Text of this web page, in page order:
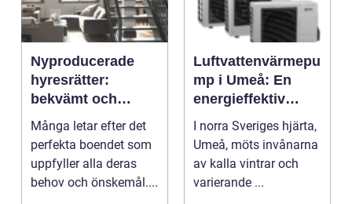
Nyproducerade
hyresrätter:
bekvämt och
modernt boende
hos k-fastigheter
Många letar efter det
perfekta boendet som
uppfyller alla deras
behov och önskemål....
Luftvattenvärmepu
mp i Umeå: En
energieffektiv
lösning för
nordiskt klimat
I norra Sveriges hjärta,
Umeå, möts invånarna
av kalla vintrar och
varierande ...